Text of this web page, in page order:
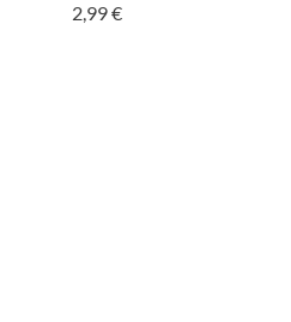
2,99 €Prix